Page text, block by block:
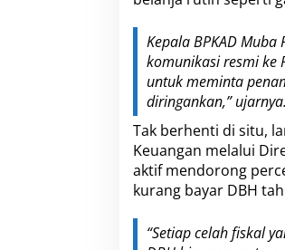
S
e
l
a
m
a
t
k
a
n
s
Kepala BPKAD
komunikasi resmi ke
untuk meminta
diringankan,” ujarnya.
Tak berhenti di situ,
Keuangan melalui
aktif mendorong
kurang bayar DBH
“Setiap celah fiskal